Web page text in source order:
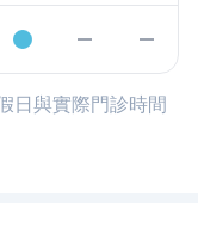
日與實際門診時間